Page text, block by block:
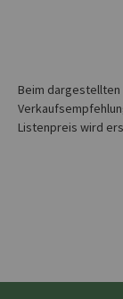
Beim dargestellten
Listenpreis wird